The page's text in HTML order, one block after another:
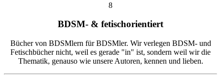
8
BDSM- & fetischorientiert
Bücher von BDSMlern für BDSMler. Wir verlegen BDSM- und
Fetischbücher nicht, weil es gerade "in" ist, sondern weil wir die
Thematik, genauso wie unsere Autoren, kennen und lieben.